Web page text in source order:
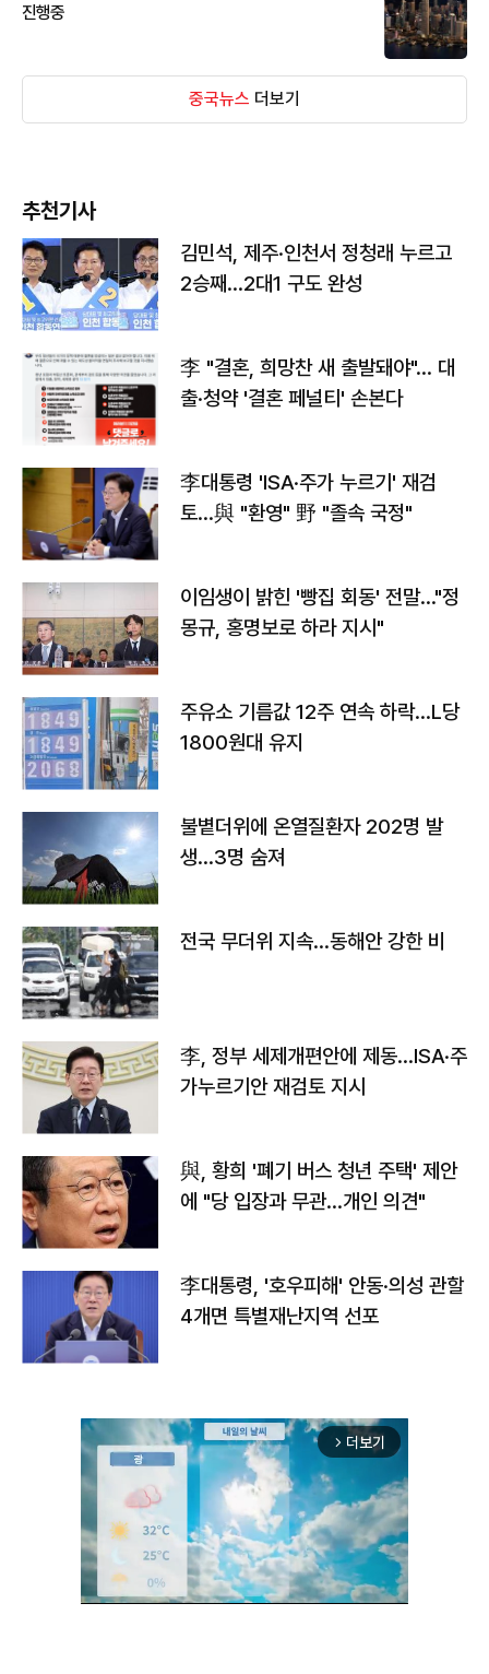
진행중
중국뉴스 더보기
추천기사
김민석, 제주·인천서 정청래 누르고
2승째…2대1 구도 완성
李 "결혼, 희망찬 새 출발돼야"… 대
출·청약 '결혼 페널티' 손본다
李대통령 'ISA·주가 누르기' 재검
토…與 "환영" 野 "졸속 국정"
이임생이 밝힌 '빵집 회동' 전말…"정
몽규, 홍명보로 하라 지시"
주유소 기름값 12주 연속 하락…L당
1800원대 유지
불볕더위에 온열질환자 202명 발
생…3명 숨져
전국 무더위 지속…동해안 강한 비
李, 정부 세제개편안에 제동…ISA·주
가누르기안 재검토 지시
與, 황희 '폐기 버스 청년 주택' 제안
에 "당 입장과 무관…개인 의견"
李대통령, '호우피해' 안동·의성 관할
4개면 특별재난지역 선포
arrow_forward_ios 더보기